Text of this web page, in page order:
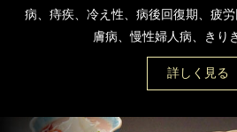
病、痔疾、冷え性、病後回復期、疲
膚病、慢性婦人病、きり
詳しく見る